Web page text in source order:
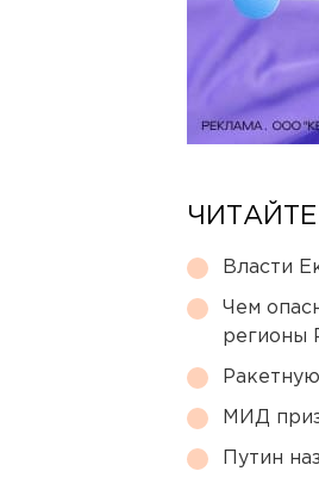
Власти
Чем
регионы
МИД
Путин